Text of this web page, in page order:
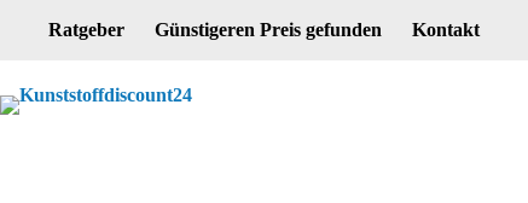
Ratgeber Günstigeren Preis gefunden Kontakt